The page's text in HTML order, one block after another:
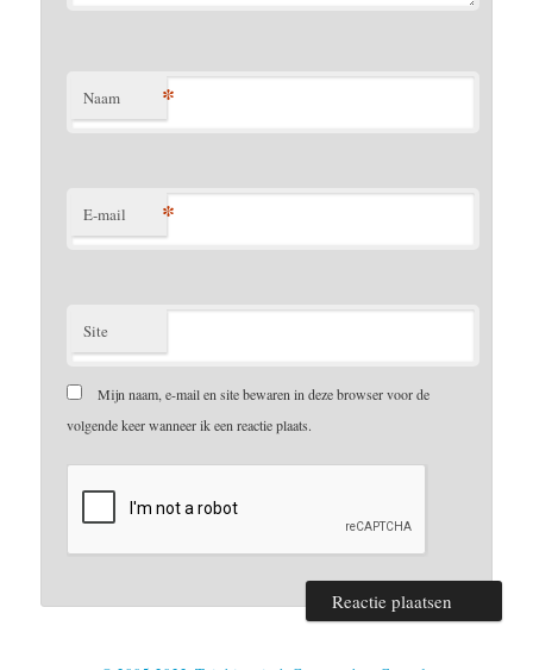
Naam *
E-mail *
Site
Mijn naam, e-mail en site bewaren in deze browser voor de
volgende keer wanneer ik een reactie plaats.